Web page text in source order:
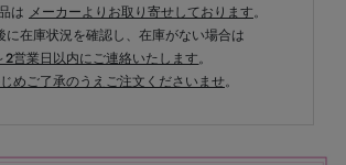
は メーカーよりお取り寄せしております。
に在庫状況を確認し、在庫がない場合は
2営業日以内にご連絡いたします。
めご了承のうえご注文くださいませ。